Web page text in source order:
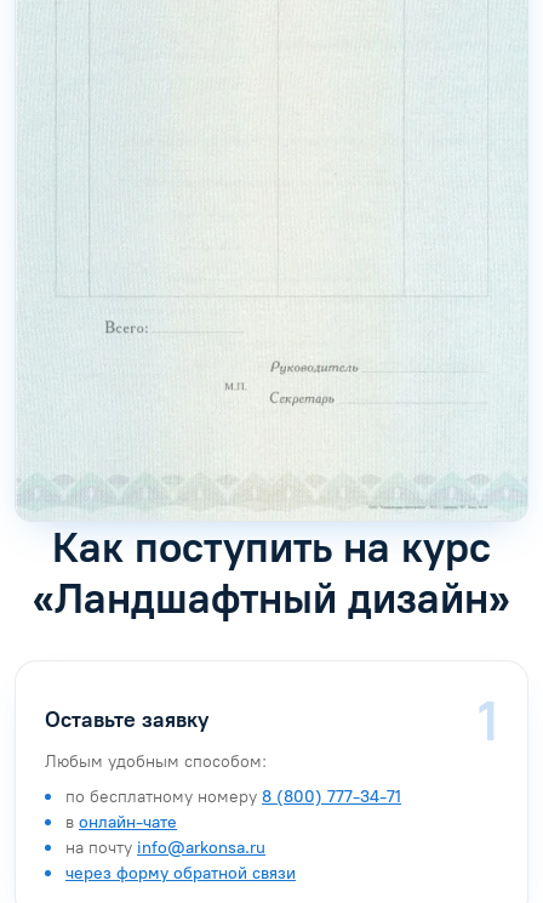
Как поступить на курс
«Ландшафтный дизайн»
Оставьте заявку
Любым удобным способом:
по бесплатному номеру 8 (800) 777-34-71
в онлайн-чате
на почту info@arkonsa.ru
через форму обратной связи